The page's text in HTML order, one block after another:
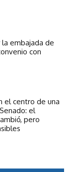
la embajada de
con
el centro de una
el
pero